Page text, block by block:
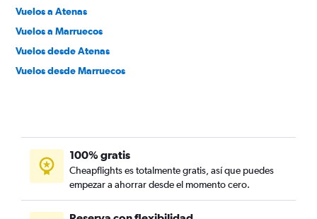
Vuelos a Atenas
Vuelos a Marruecos
Vuelos desde Atenas
Vuelos desde Marruecos
100% gratis
Cheapflights es totalmente gratis, así que puedes
empezar a ahorrar desde el momento cero.